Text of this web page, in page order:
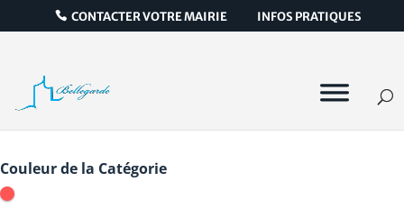
CONTACTER VOTRE MAIRIE INFOS PRATIQUES
Couleur de la Catégorie